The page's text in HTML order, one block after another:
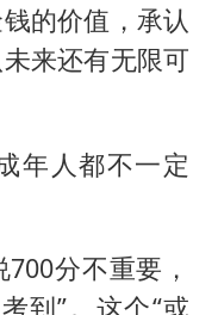
的价值，承认
来还有无限可
年人都不一定
分不重要，
到”。这个“或